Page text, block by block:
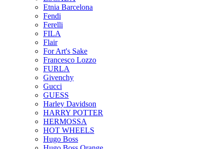
Etnia Barcelona
Fendi
Ferelli
FILA
Flair
For Art's Sake
Francesco Lozzo
FURLA
Givenchy
Gucci
GUESS
Harley Davidson
HARRY POTTER
HERMOSSA
HOT WHEELS
Hugo Boss